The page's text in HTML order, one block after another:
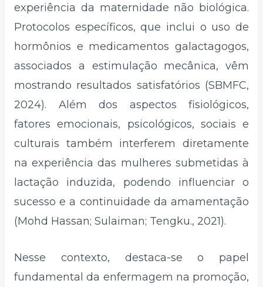
experiência da maternidade não biológica.
Protocolos específicos, que inclui o uso de
hormônios e medicamentos galactagogos,
associados a estimulação mecânica, vêm
mostrando resultados satisfatórios (SBMFC,
2024). Além dos aspectos fisiológicos,
fatores emocionais, psicológicos, sociais e
culturais também interferem diretamente
na experiência das mulheres submetidas à
lactação induzida, podendo influenciar o
sucesso e a continuidade da amamentação
(Mohd Hassan; Sulaiman; Tengku., 2021).
Nesse contexto, destaca-se o papel
fundamental da enfermagem na promoção,